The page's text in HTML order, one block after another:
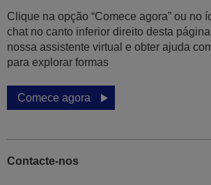
Clique na opção “Comece agora” ou no
chat no canto inferior direito desta
nossa assistente virtual e obter ajuda
para explorar formas
Comece agora
Contacte-nos